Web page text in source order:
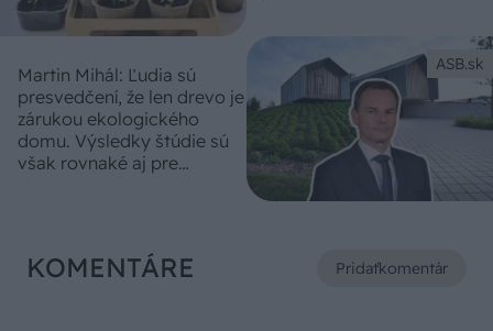
ASB.sk
Martin Mihál: Ľudia sú
presvedčení, že len drevo je
zárukou ekologického
domu. Výsledky štúdie sú
však rovnaké aj pre
KOMENTÁRE Pridaťkomentár